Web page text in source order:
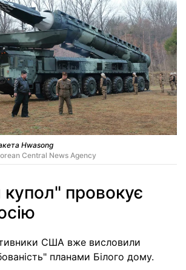
Hwasong
Central News Agency
провокує
США вже висловили
планами Білого дому.